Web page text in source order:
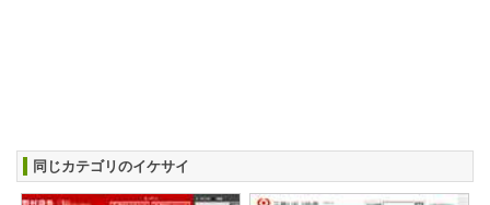
同じカテゴリのイケサイ